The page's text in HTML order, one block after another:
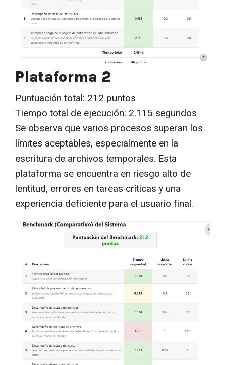
Plataforma 2
Puntuación total: 212 puntos
Tiempo total de ejecución: 2.115 segundos
Se observa que varios procesos superan los
límites aceptables, especialmente en la
escritura de archivos temporales. Esta
plataforma se encuentra en riesgo alto de
lentitud, errores en tareas críticas y una
experiencia deficiente para el usuario final.